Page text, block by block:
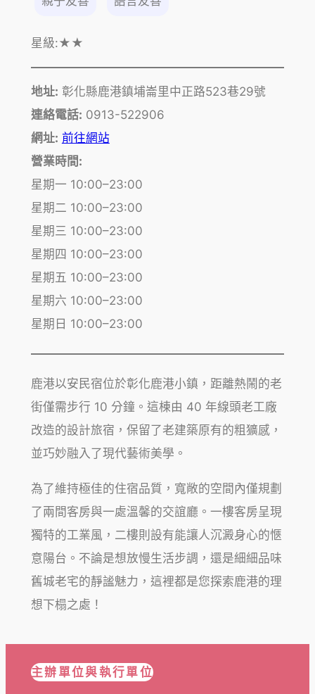
星級:★★
地址: 彰化縣鹿港鎮埔崙里中正路523巷29號
連絡電話: 0913-522906
網址: 前往網站
營業時間:
星期一 10:00–23:00
星期二 10:00–23:00
星期三 10:00–23:00
星期四 10:00–23:00
星期五 10:00–23:00
星期六 10:00–23:00
星期日 10:00–23:00
鹿港以安民宿位於彰化鹿港小鎮，距離熱鬧的老
街僅需步行 10 分鐘。這棟由 40 年線頭老工廠
改造的設計旅宿，保留了老建築原有的粗獷感，
並巧妙融入了現代藝術美學。
為了維持極佳的住宿品質，寬敞的空間內僅規劃
了兩間客房與一處溫馨的交誼廳。一樓客房呈現
獨特的工業風，二樓則設有能讓人沉澱身心的愜
意陽台。不論是想放慢生活步調，還是細細品味
舊城老宅的靜謐魅力，這裡都是您探索鹿港的理
想下榻之處！
主辦單位與執行單位